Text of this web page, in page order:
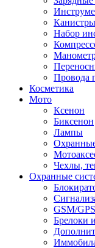
Канистры
Набор
Провода
Косметика
Мото
Ксенон
Биксенон
Лампы
Чехлы,
Охранные
GSM/
Брелоки